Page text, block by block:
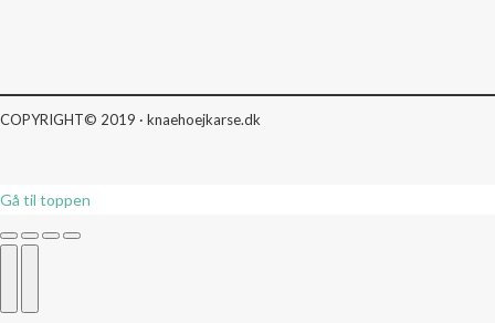
COPYRIGHT© 2019 · knaehoejkarse.dk
Gå til toppen